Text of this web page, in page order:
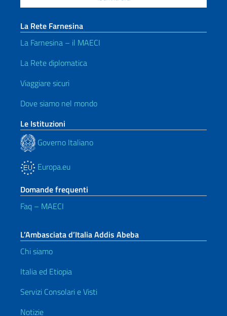
La Rete Farnesina
La Farnesina – il MAECI
La Rete diplomatica
Viaggiare sicuri
Dove siamo nel mondo
Le Istituzioni
Governo Italiano
Europa.eu
Domande frequenti
Faq – MAECI
L’Ambasciata d’Italia Addis Abeba
Chi siamo
Italia ed Etiopia
Servizi Consolari e Visti
Notizie